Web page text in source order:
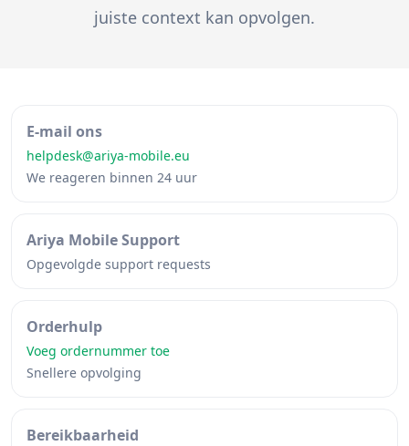
juiste context kan opvolgen.
E-mail ons
helpdesk@ariya-mobile.eu
We reageren binnen 24 uur
Ariya Mobile Support
Opgevolgde support requests
Orderhulp
Voeg ordernummer toe
Snellere opvolging
Bereikbaarheid